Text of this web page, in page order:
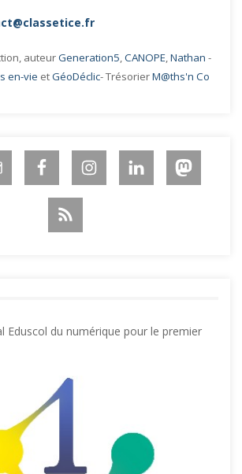
auteurGeneration5,CANOPE,Nathan -
en-vie etGéoDéclic- TrésorierM@ths'n Co
Eduscol du numérique pour le premier